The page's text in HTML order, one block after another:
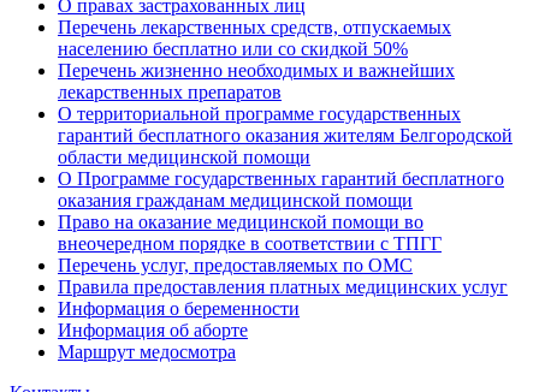
О правах застрахованных лиц
Перечень лекарственных средств, отпускаемых
населению бесплатно или со скидкой 50%
Перечень жизненно необходимых и важнейших
лекарственных препаратов
О территориальной программе государственных
гарантий бесплатного оказания жителям Белгородской
области медицинской помощи
О Программе государственных гарантий бесплатного
оказания гражданам медицинской помощи
Право на оказание медицинской помощи во
внеочередном порядке в соответствии с ТПГГ
Перечень услуг, предоставляемых по ОМС
Правила предоставления платных медицинских услуг
Информация о беременности
Информация об аборте
Маршрут медосмотра